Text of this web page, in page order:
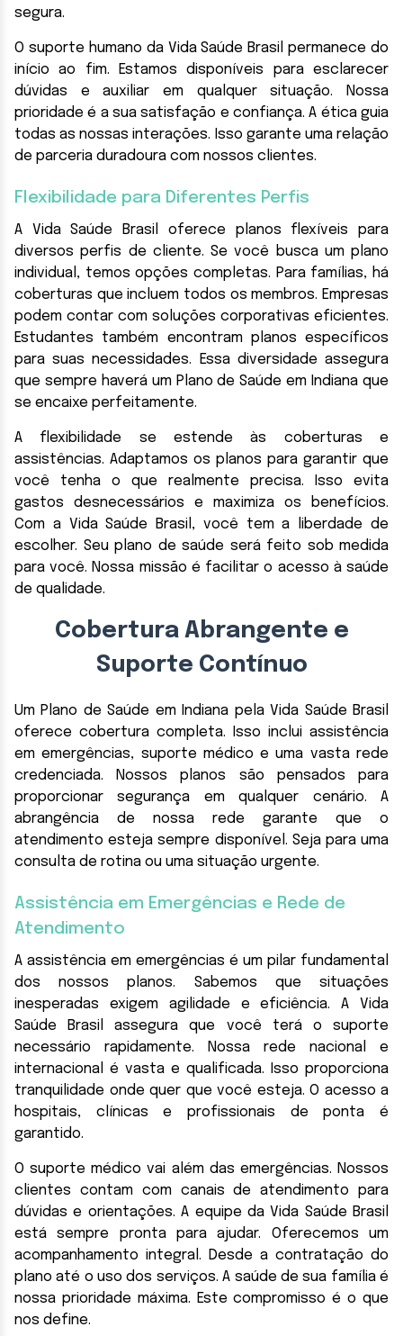
segura.
O suporte humano da Vida Saúde Brasil permanece do
início ao fim. Estamos disponíveis para esclarecer
dúvidas e auxiliar em qualquer situação. Nossa
prioridade é a sua satisfação e confiança. A ética guia
todas as nossas interações. Isso garante uma relação
de parceria duradoura com nossos clientes.
Flexibilidade para Diferentes Perfis
A Vida Saúde Brasil oferece planos flexíveis para
diversos perfis de cliente. Se você busca um plano
individual, temos opções completas. Para famílias, há
coberturas que incluem todos os membros. Empresas
podem contar com soluções corporativas eficientes.
Estudantes também encontram planos específicos
para suas necessidades. Essa diversidade assegura
que sempre haverá um Plano de Saúde em Indiana que
se encaixe perfeitamente.
A flexibilidade se estende às coberturas e
assistências. Adaptamos os planos para garantir que
você tenha o que realmente precisa. Isso evita
gastos desnecessários e maximiza os benefícios.
Com a Vida Saúde Brasil, você tem a liberdade de
escolher. Seu plano de saúde será feito sob medida
para você. Nossa missão é facilitar o acesso à saúde
de qualidade.
Cobertura Abrangente e
Suporte Contínuo
Um Plano de Saúde em Indiana pela Vida Saúde Brasil
oferece cobertura completa. Isso inclui assistência
em emergências, suporte médico e uma vasta rede
credenciada. Nossos planos são pensados para
proporcionar segurança em qualquer cenário. A
abrangência de nossa rede garante que o
atendimento esteja sempre disponível. Seja para uma
consulta de rotina ou uma situação urgente.
Assistência em Emergências e Rede de
Atendimento
A assistência em emergências é um pilar fundamental
dos nossos planos. Sabemos que situações
inesperadas exigem agilidade e eficiência. A Vida
Saúde Brasil assegura que você terá o suporte
necessário rapidamente. Nossa rede nacional e
internacional é vasta e qualificada. Isso proporciona
tranquilidade onde quer que você esteja. O acesso a
hospitais, clínicas e profissionais de ponta é
garantido.
O suporte médico vai além das emergências. Nossos
clientes contam com canais de atendimento para
dúvidas e orientações. A equipe da Vida Saúde Brasil
está sempre pronta para ajudar. Oferecemos um
acompanhamento integral. Desde a contratação do
plano até o uso dos serviços. A saúde de sua família é
nossa prioridade máxima. Este compromisso é o que
nos define.